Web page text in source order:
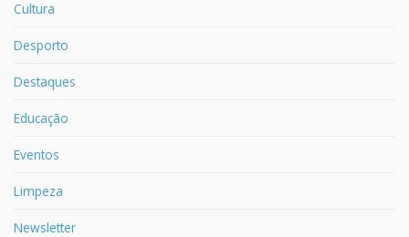
Cultura
Desporto
Destaques
Educação
Eventos
Limpeza
Newsletter